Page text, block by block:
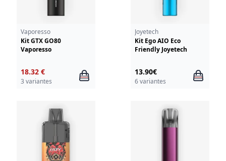
Vaporesso
Kit GTX GO80
Vaporesso
18.32 €
3 variantes
Joyetech
Kit Ego AIO Eco
Friendly Joyetech
13.90€
6 variantes